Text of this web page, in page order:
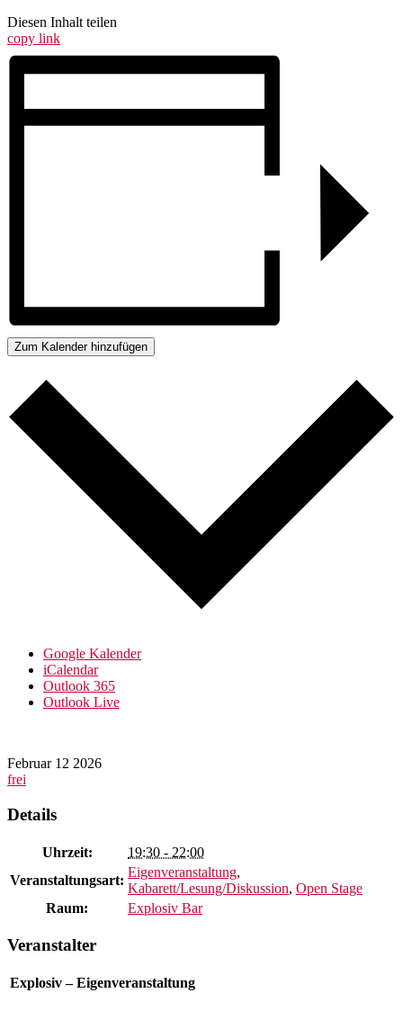
Diesen Inhalt teilen
copy link
Zum Kalender hinzufügen
Google Kalender
iCalendar
Outlook 365
Outlook Live
Februar 12 2026
frei
Details
Uhrzeit:
19:30 - 22:00
Veranstaltungsart:
Eigenveranstaltung,
Kabarett/Lesung/Diskussion, Open Stage
Raum:
Explosiv Bar
Veranstalter
Explosiv – Eigenveranstaltung